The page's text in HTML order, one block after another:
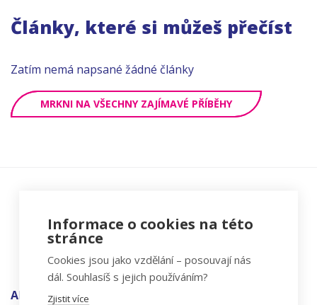
Články, které si můžeš přečíst
Zatím nemá napsané žádné články
MRKNI NA VŠECHNY ZAJÍMAVÉ PŘÍBĚHY
ADRESA
Informace o cookies na této
stránce
Cookies jsou jako vzdělání – posouvají nás
dál. Souhlasíš s jejich používáním?
Zjistit více